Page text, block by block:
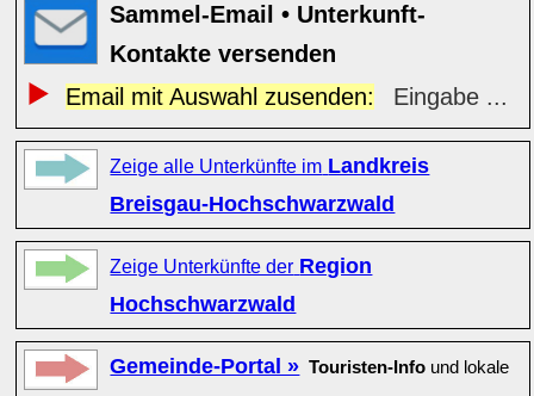
Sammel-Email • Unterkunft-
Kontakte versenden
Email mit Auswahl zusenden:
Eingabe ...
Zeige alle Unterkünfte im Landkreis
Breisgau-Hochschwarzwald
Zeige Unterkünfte der Region
Hochschwarzwald
Gemeinde-Portal » Touristen-Info und lokale